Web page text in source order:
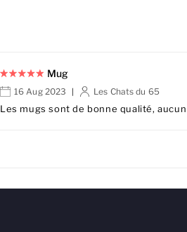
Mug
16 Aug 2023 | Les Chats du 65
Les mugs sont de bonne qualité,